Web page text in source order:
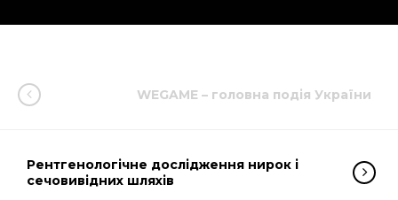
WEGAME – головна подія України
Рентгенологічне дослідження нирок і
сечовивідних шляхів